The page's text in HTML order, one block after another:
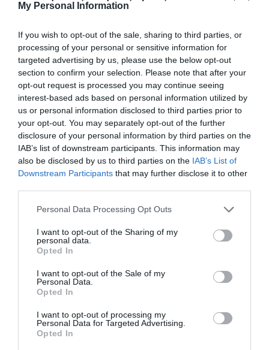
My Personal Information
If you wish to opt-out of the sale, sharing to third parties, or
processing of your personal or sensitive information for
targeted advertising by us, please use the below opt-out
section to confirm your selection. Please note that after your
opt-out request is processed you may continue seeing
interest-based ads based on personal information utilized by
us or personal information disclosed to third parties prior to
your opt-out. You may separately opt-out of the further
disclosure of your personal information by third parties on the
IAB’s list of downstream participants. This information may
also be disclosed by us to third parties on the IAB’s List of
Downstream Participants that may further disclose it to other
Please note that this website/app uses one or more Google
not limited to your visit or usage behaviour. You may click to
grant or deny consent to Google and its third-party tags to
use your data for below specified purposes in below Google
consent section.
Personal Data Processing Opt Outs
I want to opt-out of the Sharing of my
personal data.
Opted In
I want to opt-out of the Sale of my
Personal Data.
Opted In
I want to opt-out of processing my
Personal Data for Targeted Advertising.
Opted In
συμμετοχή της Ντουντουνάκη
20:00 Μάλτα, Ελλάδα-Γεωργία , Παγκόσμιο
πρωτάθλημα Κ16 Πόλο Φάση των 16
Παγκόσμιου Κυπέλλου με τη συμμετοχή του
Πορτοκάλη
20:20 Βελιγράδι, Πανευρωπαϊκό πρωτάθλημα
κολύμβησης ημιτελικός 50μ. ελεύθερο με τη
Σάββατο 22 Ιουνίου
10:30 Βελιγράδι, Πανευρωπαϊκό πρωτάθλημα
12:00 Φάιναλ φορ Κύπελλο Άνοιξης με τη
συμμετοχή της ομάδας σκάκι του
Παναθηναϊκού